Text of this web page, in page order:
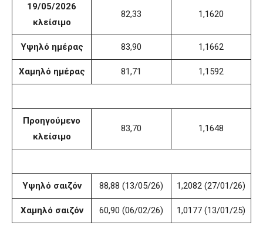
19/05/2026
κλείσιμο
82,33 1,1620
Υψηλό ημέρας 83,90 1,1662
Χαμηλό ημέρας 81,71 1,1592
Προηγούμενο
κλείσιμο
83,70 1,1648
Υψηλό σαιζόν 88,88 (13/05/26) 1,2082 (27/01/26)
Χαμηλό σαιζόν 60,90 (06/02/26) 1,0177 (13/01/25)